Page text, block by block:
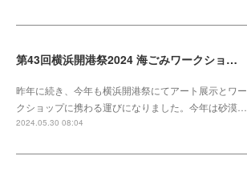
第43回横浜開港祭2024 海ごみワークショップ
昨年に続き、今年も横浜開港祭にてアート展示とワー
クショップに携わる運びになりました。今年は砂漠…
2024.05.30 08:04